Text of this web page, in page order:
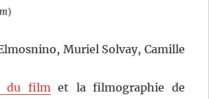
)
Muriel Solvay, Camille
du filmet la filmographie de